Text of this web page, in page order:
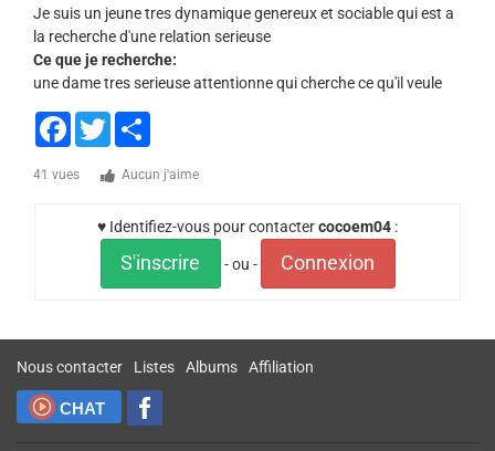
Je suis un jeune tres dynamique genereux et sociable qui est a
la recherche d'une relation serieuse
Ce que je recherche:
une dame tres serieuse attentionne qui cherche ce qu'il veule
Facebook
Twitter
41 vues Aucun j'aime
♥ Identifiez-vous pour contactercocoem04 :
S'inscrire - ou - Connexion
Nous contacter Listes Albums Affiliation
CHAT